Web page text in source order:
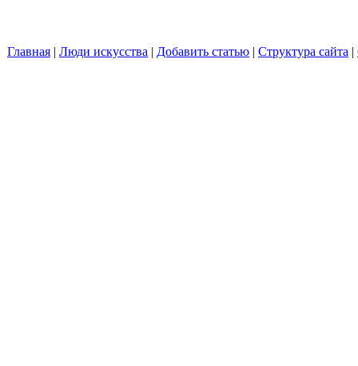
Главная | Люди искусства | Добавить статью | Структура сайта |